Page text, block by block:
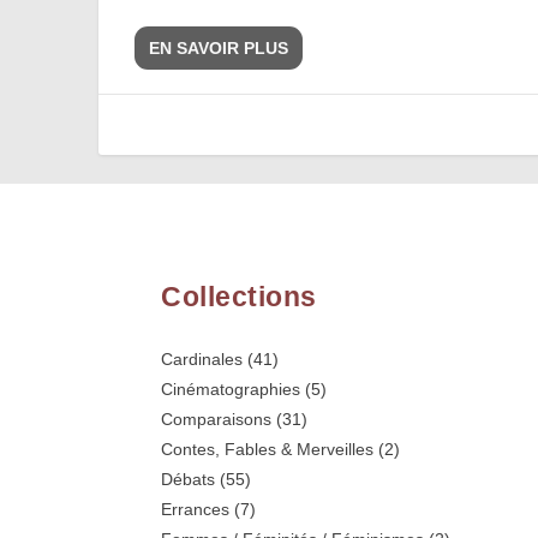
EN SAVOIR PLUS
Collections
Cardinales (41)
Cinématographies (5)
Comparaisons (31)
Contes, Fables & Merveilles (2)
Débats (55)
Errances (7)